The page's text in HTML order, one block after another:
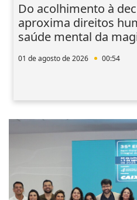
Do acolhimento à
aproxima direitos
saúde mental da
01 de agosto de 2026 00:54